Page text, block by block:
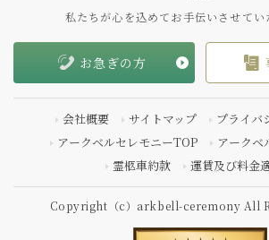
私たちが心を込めてお手伝いさせてい
お急ぎの方
会社概要 サイトマップ
プライバ
アークベルセレモニーTOP
アークベ
霊柩車約款
運賃及び料金
Copyright（c）arkbell-ceremony All